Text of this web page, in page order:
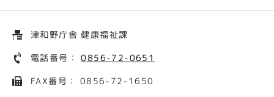
津和野庁舎 健康福祉課
電話番号：0856-72-0651
FAX番号： 0856-72-1650